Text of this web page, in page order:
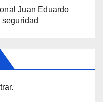
Juan Eduardo